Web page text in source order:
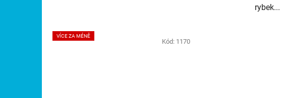
rybek...
VÍCE ZA MÉNĚ
Kód: 1170